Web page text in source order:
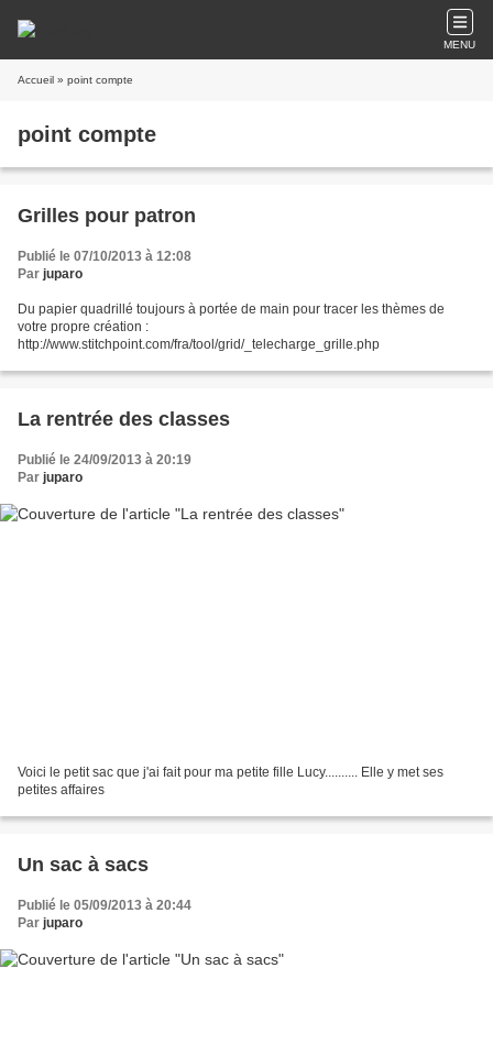
MENU
Accueil » point compte
point compte
Grilles pour patron
Publié le 07/10/2013 à 12:08
Par juparo
Du papier quadrillé toujours à portée de main pour tracer les thèmes de
votre propre création :
http://www.stitchpoint.com/fra/tool/grid/_telecharge_grille.php
La rentrée des classes
Publié le 24/09/2013 à 20:19
Par juparo
Voici le petit sac que j'ai fait pour ma petite fille Lucy.......... Elle y met ses
petites affaires
Un sac à sacs
Publié le 05/09/2013 à 20:44
Par juparo